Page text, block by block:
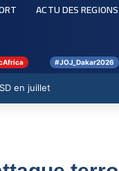
ACTU DES REGIONS
#JOJ_Dakar2026
en juillet